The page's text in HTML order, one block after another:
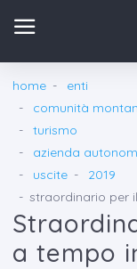
home
enti
comunità
turismo
azienda
uscite
2019
straordinario per
a tempo